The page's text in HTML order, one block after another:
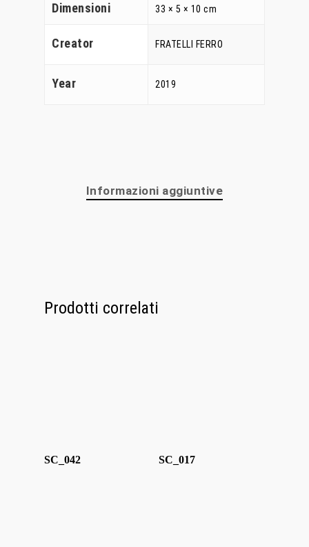
Dimensioni 33 × 5 × 10 cm
Creator FRATELLI FERRO
Year 2019
Informazioni aggiuntive
Prodotti correlati
SC_042 SC_017
Chi Siamo
Oggetti